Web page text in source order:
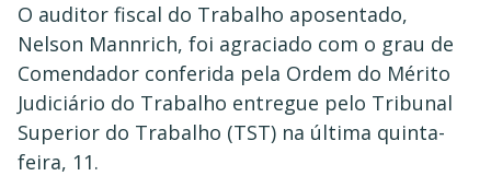
O auditor fiscal do Trabalho aposentado,
Nelson Mannrich, foi agraciado com o grau de
Comendador conferida pela Ordem do Mérito
Judiciário do Trabalho entregue pelo Tribunal
Superior do Trabalho (TST) na última quinta-
feira, 11.